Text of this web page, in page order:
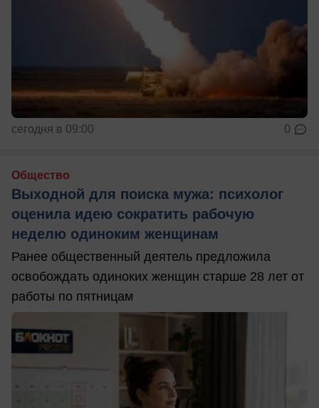
сегодня в 09:00 0
Общество
Выходной для поиска мужа: психолог
оценила идею сократить рабочую
неделю одиноким женщинам
Ранее общественный деятель предложила
освобождать одиноких женщин старше 28 лет от
работы по пятницам